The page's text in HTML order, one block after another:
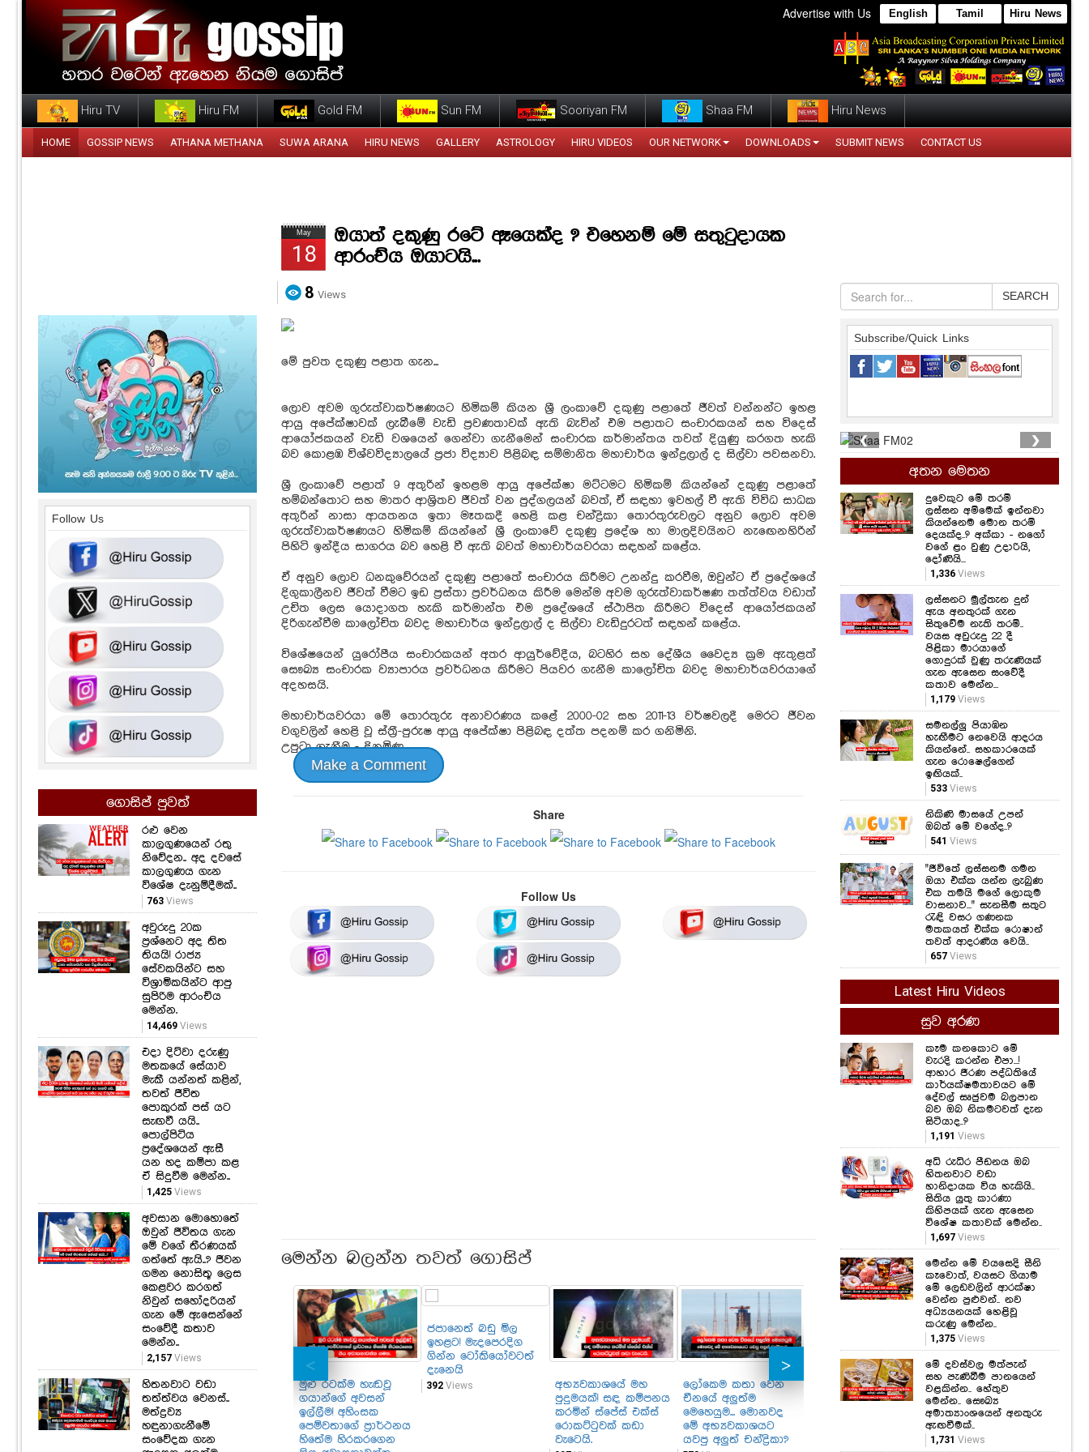
Advertise with Us English Tamil Hiru News
Hiru TV Hiru FM Gold FM Sun FM Sooriyan FM Shaa FM Hiru News
HOME GOSSIP NEWS ATHANA METHANA SUWA ARANA HIRU NEWS GALLERY ASTROLOGY HIRU VIDEOS OUR NETWORK DOWNLOADS SUBMIT NEWS CONTACT US
May
18
ඔයාත් දකුණු රටේ ඈයෙක්ද ? එහෙනම් මේ සතුටුදායක
ආරංච්ය ඔයාටයි...
8 Views
මේ පුවත දකුණු පළාත ගැන...
ලොව අවම ගුරුත්වාකර්ෂණයට හිමිකම් කියන ශ්‍රී ලංකාවේ දකුණු පළාතේ ජීවත් වන්නන්ට ඉහළ
ආයු අපේක්ෂාවක් ලැබීමේ වැඩි ප්‍රවණතාවක් ඇති බැවින් එම පළාතට සංචාරකයන් සහ විදෙස්
ආයෝජකයන් වැඩි වශයෙන් ගෙන්වා ගැනීමෙන් සංචාරක කර්මාන්තය තවත් දියුණු කරගත හැකි
බව කොළඹ විශ්වවිද්‍යාලයේ ප්‍රජා විද්‍යාව පිළිබඳ සම්මානිත මහාචාර්ය ඉන්ද්‍රලාල් ද සිල්වා පවසනවා.
ශ්‍රී ලංකාවේ පළාත් 9 අතුරින් ඉහළම ආයු අපේක්ෂා මට්ටමට හිමිකම් කියන්නේ දකුණු පළාතේ
හම්බන්තොට සහ මාතර ආශ්‍රිතව ජීවත් වන පුද්ගලයන් බවත්, ඒ සඳහා ඉවහල් වී ඇති විවිධ සාධක
අතුරින් නාසා ආයතනය ඉතා මෑතකදී හෙළි කළ චන්ද්‍රිකා තොරතුරුවලට අනුව ලොව අවම
ගුරුත්වාකර්ෂණයට හිමිකම් කියන්නේ ශ්‍රී ලංකාවේ දකුණු ප්‍රදේශ හා මාලදිවයිනට නැඟෙනහිරින්
පිහිටි ඉන්දීය සාගරය බව හෙළි වී ඇති බවත් මහාචාර්යවරයා සඳහන් කළේය.
ඒ අනුව ලොව ධනකුවේරයන් දකුණු පළාතේ සංචාරය කිරීමට උනන්දු කරවීම, ඔවුන්ට ඒ ප්‍රදේශයේ
දිගුකාලීනව ජීවත් වීමට ඉඩ ප්‍රස්තා ප්‍රවර්ධනය කිරීම මෙන්ම අවම ගුරුත්වාකර්ෂණ තත්ත්වය වඩාත්
උචිත ලෙස යොදාගත හැකි කර්මාන්ත එම ප්‍රදේශයේ ස්ථාපිත කිරීමට විදෙස් ආයෝජකයන්
දිරිගැන්වීම කාලෝචිත බවද මහාචාර්ය ඉන්ද්‍රලාල් ද සිල්වා වැඩිදුරටත් සඳහන් කළේය.
විශේෂයෙන් යුරෝපීය සංචාරකයන් අතර ආයුර්වේදීය, බටහිර සහ දේශීය වෛද්‍ය ක්‍රම ඇතුළත්
සෞඛ්‍ය සංචාරක ව්‍යාපාරය ප්‍රවර්ධනය කිරීමට පියවර ගැනීම කාලෝචිත බවද මහාචාර්යවරයාගේ
අදහසයි.
මහාචාර්යවරයා මේ තොරතුරු අනාවරණය කළේ 2000-02 සහ 2011-13 වර්ෂවලදී මෙරට ජීවන
වගුවලින් හෙළි වූ ස්ත්‍රී-පුරුෂ ආයු අපේක්ෂා පිළිබඳ දත්ත පදනම් කර ගනිමිනි.
උපුටා ගැනීම - දිනමිණ
Make a Comment
Share
Follow Us
මෙන්න බලන්න තවත් ගොසිප්
මුළු රටක්ම හැඬවූ
ගයාන්ගේ අවසන්
ඉල්ලීම! අහිංසක
පෙම්වතාගේ ප්‍රාර්ථනය
හිතේම හිරකරගෙන
ජපානෙත් බඩු මිල
ඉහළට! මැදපෙරදිග
ගින්න ටෝකියෝවටත්
දැනෙයි
392 Views
අභ්‍යවකාශයේ මහ
පුදුමයක්! සඳ කම්පනය
කරමින් ස්පේස් එක්ස්
රොකට්ටුවක් කඩා
වැටෙයි.
ලෝකෙම කතා වෙන
චීනයේ අලුත්ම
මෙහෙයුම... මොනවද
මේ අභ්‍යවකාශයට
යවපු අලුත් චන්ද්‍රිකා?
ඔහුගේ මරණයෙන් අද
සැවොම කම්පනයට
තවමත් 29 හැවිරිදි
වියේ පසුවන සුප්‍රකට
තාරකාවක් කරාබු
යුවලක් නිසා කතා
මවයි.. සමාජ මාධ්‍ය
කැළඹූ තවත් අපූරු
සිද්ධියක් මෙන්න..
869Views
SEARCH
Subscribe/Quick Links
❮ ❯
අතන මෙතන
දුවෙකුට මේ තරම්
ලස්සන අම්මෙක් ඉන්නවා
කියන්නෙම මොන තරම්
දෙයක්ද..? අක්කා - නගෝ
වගේ ළං වුණු උදාරියි,
දෝණියි...
1,336 Views
ලස්සනට මුල්තැන දුන්
ඇය අනතුරක් ගැන
සිතුවේම නැති තරම්..
වයස අවුරුදු 22 දී
පිළිකා මාරයාගේ
ගොදුරක් වුණු තරුණියක්
ගැන ඇසෙන සංවේදී
කතාව මෙන්න...
1,179 Views
සමනල්ලු පියාඹන
හැඟීමට නෙවෙයි ආදරය
කියන්නේ.. සහකාරයෙක්
ගැන රොෂෙල්ගෙන්
ඉඟියක්..
533 Views
නිකිණි මාසයේ උපන්
ඔබත් මේ වගේද..?
541 Views
"ජීවිතේ ලස්සනම ගමන
ඔයා එක්ක යන්න ලැබුණ
එක තමයි මගේ ලොකුම
වාසනාව..." සැනසීම සතුට
රැඳි වසර ගණනක
මතකයත් එක්ක රොෂාන්
තවත් ආදරණීය වෙයි..
657 Views
Latest Hiru Videos
සුව අරණ
කෑම කනකොට මේ
වැරදි කරන්න එපා...!
ආහාර ජීරණ පද්ධතියේ
කාර්යක්ෂමතාවයට මේ
දේවල් සෘජුවම බලපාන
බව ඔබ නිකමටවත් දැන
සිටියාද..?
1,191 Views
අධි රුධිර පීඩනය ඔබ
හිතනවාට වඩා
හානිදායක විය හැකියි..
සිතිය යුතු කාරණා
කිහිපයක් ගැන ඇසෙන
විශේෂ කතාවක් මෙන්න..
1,697 Views
මෙන්න මේ වයසෙදි සීනි
කෑවොත්, වයසට ගියාම
මේ ලෙඩවලින් ආරක්ෂා
වෙන්න පුළුවන්.. නව
අධ්‍යයනයක් හෙළිවූ
කරුණු මෙන්න..
1,375 Views
මේ දවස්වල මත්පැන්
සහ පැණිබීම පානයෙන්
වළකින්න.. හේතුව
මෙන්න.. සෞඛ්‍ය
අමාත්‍යාංශයෙන් අනතුරු
ඇඟවීමක්..
1,731 Views
Follow Us
ගොසිප් පුවත්
රළු වෙන
කාලගුණයෙන් රතු
නිවේදන.. අද දවසේ
කාලගුණය ගැන
විශේෂ දැනුම්දීමක්..
763Views
අවුරුදු 20ක
ප්‍රශ්නෙට අද තිත
තියයි! රාජ්‍ය
සේවකයින්ට සහ
විශ්‍රාමිකයින්ට ආපු
සුපිරිම ආරංචිය
මෙන්න.
14,469Views
එදා දිට්වා දරුණු
මතකයේ සේයාව
මැකී යන්නත් කළින්,
තවත් ජීවිත
පොකුරක් පස් යට
සැඟවී යයි..
පොල්පිටිය
ප්‍රදේශයෙන් ඇසී
යන හද කම්පා කළ
ඒ සිදුවීම මෙන්න..
1,425Views
අවසාන මොහොතේ
ඔවුන් ජීවිතය ගැන
මේ වගේ තීරණයක්
ගත්තේ ඇයි..? ජීවන
ගමන නොසිතූ ලෙස
කෙළවර කරගත්
නිවුන් සහෝදරියන්
ගැන මේ ඇසෙන්නේ
සංවේදී කතාව
මෙන්න..
2,157Views
හිතනවාට වඩා
තත්ත්වය වෙනස්..
මත්ද්‍රව්‍ය
හඳුනාගැනීමේ
සංවේදක ගැන